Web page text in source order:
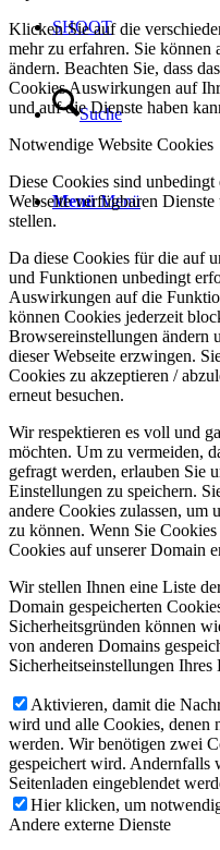
SHOOT
Suche
Menü Menü
Klicken Sie auf die
mehr zu erfahren. Sie können
ändern. Beachten Sie, dass
Cookies Auswirkungen auf
und auf die Dienste haben
Notwendige Website Cookies
Diese Cookies sind
Webseite verfügbaren
stellen.
Da diese Cookies für die auf
und Funktionen unbedingt
Auswirkungen auf die
können Cookies jederzeit
Browsereinstellungen ändern
dieser Webseite erzwingen.
Cookies zu akzeptieren /
erneut besuchen.
Wir respektieren es voll und
möchten. Um zu vermeiden,
gefragt werden, erlauben Sie
Einstellungen zu speichern.
andere Cookies zulassen, um
zu können. Wenn Sie
Cookies auf unserer Domain
Wir stellen Ihnen eine Liste
Domain gespeicherten
Sicherheitsgründen können
von anderen Domains
Sicherheitseinstellungen Ihres
Aktivieren, damit die
wird und alle Cookies, denen
werden. Wir benötigen zwei
gespeichert wird. Andernfalls
Seitenladen eingeblendet
Hier klicken, um
Andere externe Dienste